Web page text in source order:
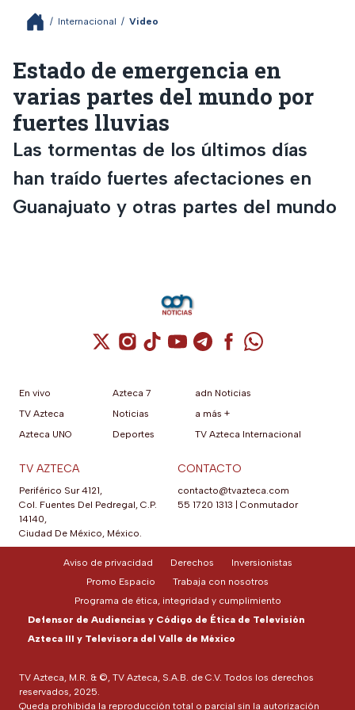
/ Internacional / Video
Estado de emergencia en
varias partes del mundo por
fuertes lluvias
Las tormentas de los últimos días
han traído fuertes afectaciones en
Guanajuato y otras partes del mundo
Cuenta de X / Twitter (se abre en una
Cuenta de Instagram (se abre en una
Cuenta de TikTok (se abre en
Cuenta de YouTube (se abre
Cuenta de Telegram (se
Cuenta de
Cuenta de
En vivo
TV Azteca
Azteca UNO
Azteca 7
Noticias
Deportes
adn Noticias
a más +
TV Azteca Internacional
TV AZTECA
Periférico Sur 4121,
Col. Fuentes Del Pedregal, C.P.
14140,
Ciudad De México, México.
CONTACTO
contacto@tvazteca.com
55 1720 1313 | Conmutador
TV Azteca, M.R. & ©, TV Azteca, S.A.B. de C.V. Todos los derechos
reservados, 2025.
Queda prohibida la reproducción total o parcial sin la autorización
Aviso de privacidad Derechos
Inversionistas
Promo Espacio
Trabaja con nosotros
Programa de ética, integridad y cumplimiento
Defensor de Audiencias y Código de Ética de Televisión
Azteca III y Televisora del Valle de México